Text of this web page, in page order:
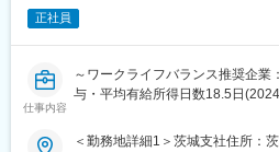
正社員
仕事内容
～ワークライフバランス推奨企
与・平均有給所得日数18.5日
ム・マネジメント人材を育成／年
＜勤務地詳細1＞茨城支社住所：